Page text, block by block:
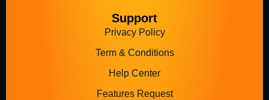
Support
Privacy Policy
Term & Conditions
Help Center
Features Request